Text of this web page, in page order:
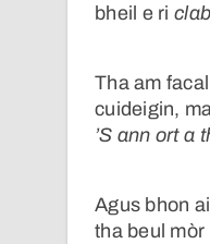
bheil e ri
Tha am facal
cuideigin,
’S ann ort a
Agus bhon
tha beul mòr